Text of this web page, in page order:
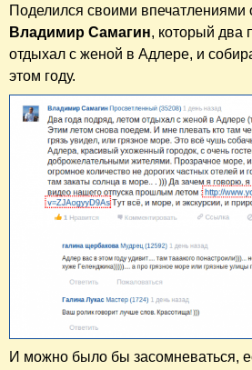
Поделился своими впечатлениями
Владимир Самагин, который два
отдыхал с женой в Адлере, и
этом году.
И можно было бы засомневаться,